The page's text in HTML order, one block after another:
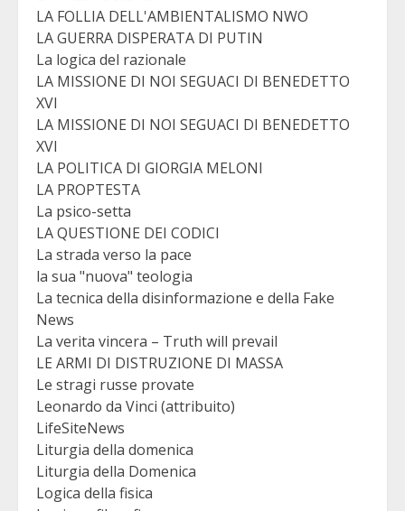
LA FOLLIA DELL'AMBIENTALISMO NWO
LA GUERRA DISPERATA DI PUTIN
La logica del razionale
LA MISSIONE DI NOI SEGUACI DI BENEDETTO
XVI
LA MISSIONE DI NOI SEGUACI DI BENEDETTO
XVI
LA POLITICA DI GIORGIA MELONI
LA PROPTESTA
La psico-setta
LA QUESTIONE DEI CODICI
La strada verso la pace
la sua "nuova" teologia
La tecnica della disinformazione e della Fake
News
La verita vincera – Truth will prevail
LE ARMI DI DISTRUZIONE DI MASSA
Le stragi russe provate
Leonardo da Vinci (attribuito)
LifeSiteNews
Liturgia della domenica
Liturgia della Domenica
Logica della fisica